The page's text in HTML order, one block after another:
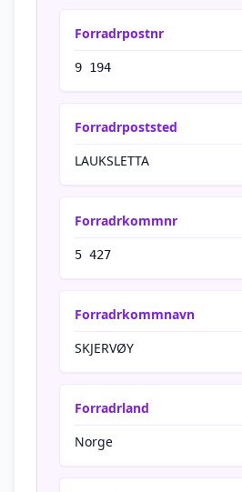
Forradrpostnr
9 194
Forradrpoststed
LAUKSLETTA
Forradrkommnr
5 427
Forradrkommnavn
SKJERVØY
Forradrland
Norge